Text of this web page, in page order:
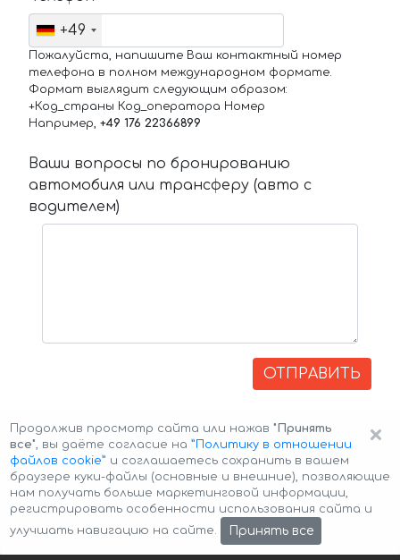
+49
Пожалуйста, напишите Ваш контактный номер
телефона в полном международном формате.
Формат выглядит следующим образом:
+Код_страны Код_оператора Номер
Например, +49 176 22366899
Ваши вопросы по бронированию
автомобиля или трансферу (авто с
водителем)
ОТПРАВИТЬ
Авторские права © 2026 Авто-Аренда Cookie Policy
×
Продолжив просмотр сайта или нажав "Принять
все", вы даёте согласие на ”Политику в отношении
файлов cookie” и соглашаетесь сохранить в вашем
браузере куки-файлы (основные и внешние), позволяющие
нам получать больше маркетинговой информации,
регистрировать особенности использования сайта и
улучшать навигацию на сайте.
Принять все